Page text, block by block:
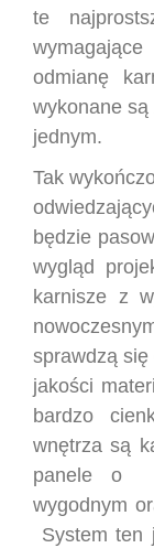
te
odmianę
wykonane są
jednym.
Tak
będzie
wygląd
karnisze z
sprawdzą
jakości
bardzo
wnętrza są
panele o
wygodnym
System ten